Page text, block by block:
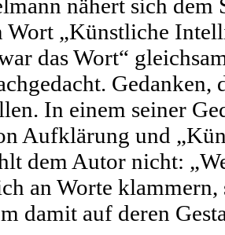
nähert sich
Wort „Künstliche
das Wort“
In einem seiner
Aufklärung und
dem Autor nicht:
an Worte
damit auf deren